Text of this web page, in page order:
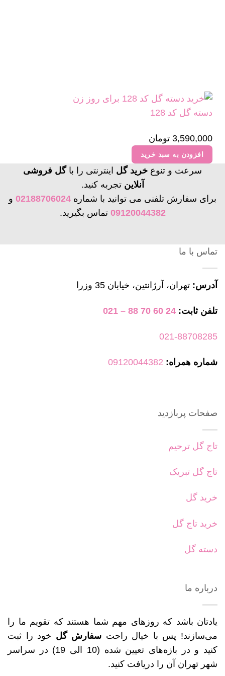
دسته گل کد 128
3,590,000 تومان
افزودن به سبد خرید
سرعت و تنوع خرید گل اینترنتی را باگل فروشی
آنلاین تجربه کنید.
برای سفارش تلفنی می توانید با شماره 02188706024 و
09120044382 تماس بگیرید.
تماس با ما
آدرس: تهران، آرژانتین، خیابان 35 وزرا
تلفن ثابت: 24 60 70 88 – 021
021-88708285
شماره همراه: 09120044382
صفحات پربازدید
تاج گل ترحیم
تاج گل تبریک
خرید گل
خرید تاج گل
دسته گل
درباره ما
یادتان باشد که روزهای مهم شما هستند که تقویم ما را
می‌سازند! پس با خیال راحت سفارش گل خود را ثبت
کنید و در بازه‌های تعیین شده (10 الی 19) در سراسر
شهر تهران آن را دریافت کنید.